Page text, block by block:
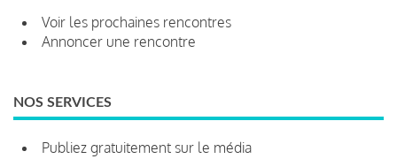
Voir les prochaines rencontres
Annoncer une rencontre
NOS SERVICES
Publiez gratuitement sur le média